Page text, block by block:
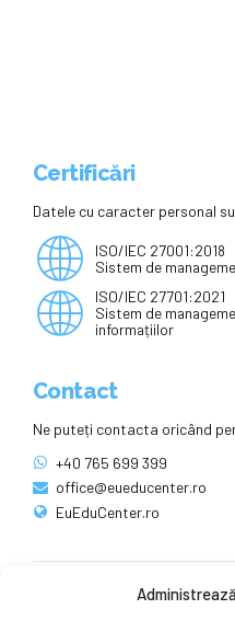
Certificări
Datele cu caracter personal
ISO/IEC 27001:2018
Sistem de
ISO/IEC 27701:2021
Sistem de
informațiilor
Contact
Ne puteți contacta oricând
+40 765 699 399
office@eueducenter.ro
EuEduCenter.ro